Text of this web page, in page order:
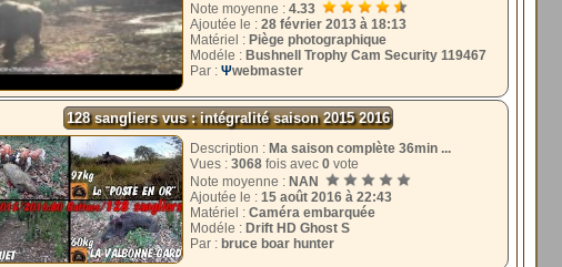
Note moyenne : 4.33
Ajoutée le : 28 février 2013 à 18:13
Matériel : Piège photographique
Modéle : Bushnell Trophy Cam Security 119467
Par : Ψwebmaster
128 sangliers vus : intégralité saison 2015 2016
Description : Ma saison complète 36min ...
Vues : 3068 fois avec 0 vote
Note moyenne : NAN
Ajoutée le : 15 août 2016 à 22:43
Matériel : Caméra embarquée
Modéle : Drift HD Ghost S
Par : bruce boar hunter